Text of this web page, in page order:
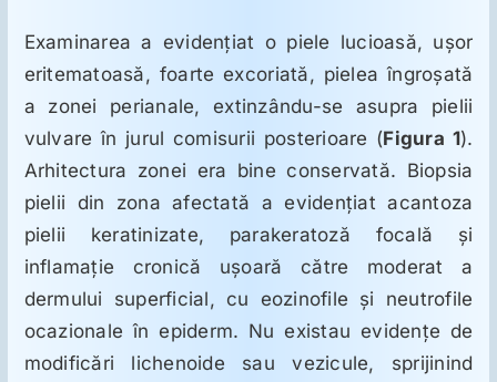
Examinarea a evidenţiat o piele lucioasă, uşor
eritematoasă, foarte excoriată, pielea îngroşată
a zonei perianale, extinzându-se asupra pielii
vulvare în jurul comisurii posterioare (Figura 1).
Arhitectura zonei era bine conservată. Biopsia
pielii din zona afectată a evidenţiat acantoza
pielii keratinizate, parakeratoză focală şi
inflamaţie cronică uşoară către moderat a
dermului superficial, cu eozinofile şi neutrofile
ocazionale în epiderm. Nu existau evidenţe de
modificări lichenoide sau vezicule, sprijinind